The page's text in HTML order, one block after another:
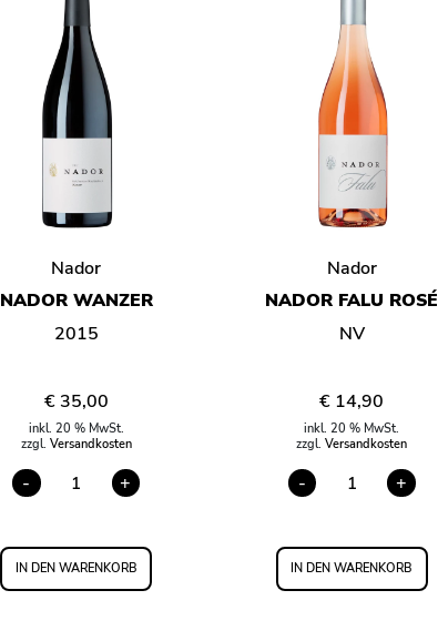
Nador
NADOR WANZER
2015
€35,00
inkl. 20 % MwSt.
zzgl. Versandkosten
- NADOR +
IN DEN WARENKORB
Nador
NADOR FALU ROSÉ
NV
€ 14,90
inkl. 20 % MwSt.
zzgl.Versandkosten
- NADOR
MENGE
+
IN DEN WARENKORB